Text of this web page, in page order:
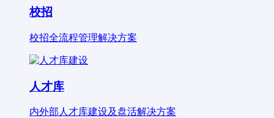
校招
校招全流程管理解决方案
人才库
内外部人才库建设及盘活解决方案